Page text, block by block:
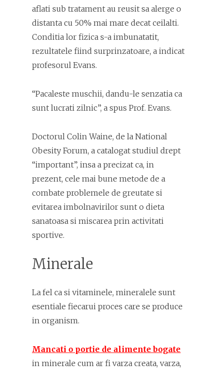
aflati sub tratament au reusit sa alerge o
distanta cu 50% mai mare decat ceilalti.
Conditia lor fizica s-a imbunatatit,
rezultatele fiind surprinzatoare, a indicat
profesorul Evans.
“Pacaleste muschii, dandu-le senzatia ca
sunt lucrati zilnic”, a spus Prof. Evans.
Doctorul Colin Waine, de la National
Obesity Forum, a catalogat studiul drept
“important”, insa a precizat ca, in
prezent, cele mai bune metode de a
combate problemele de greutate si
evitarea imbolnavirilor sunt o dieta
sanatoasa si miscarea prin activitati
sportive.
Minerale
La fel ca si vitaminele, mineralele sunt
esentiale fiecarui proces care se produce
in organism.
Mancati o portie de alimente bogate
in minerale cum ar fi varza creata, varza,